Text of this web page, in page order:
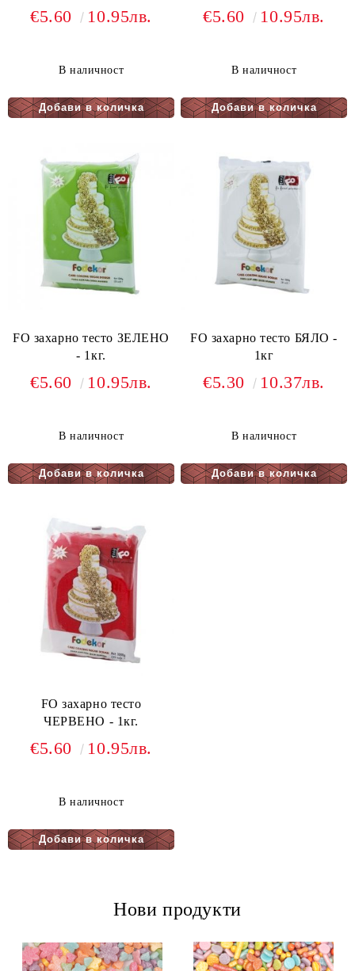
€5.60 10.95лв.
В наличност
€5.60 10.95лв.
В наличност
FO захарно тесто ЗЕЛЕНО
- 1кг.
€5.60 10.95лв.
В наличност
FO захарно тесто БЯЛО -
1кг
€5.30 10.37лв.
В наличност
FO захарно тесто
ЧЕРВЕНО - 1кг.
€5.60 10.95лв.
В наличност
Нови продукти